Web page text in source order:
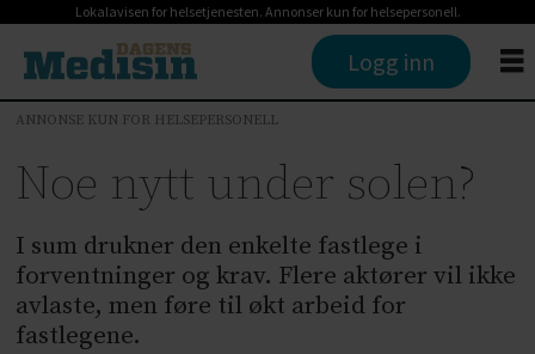
Lokalavisen for helsetjenesten. Annonser kun for helsepersonell.
Logg inn
ANNONSE KUN FOR HELSEPERSONELL
Noe nytt under solen?
I sum drukner den enkelte fastlege i
forventninger og krav. Flere aktører vil ikke
avlaste, men føre til økt arbeid for
fastlegene.